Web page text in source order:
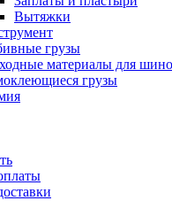
Вытяжки
грузы
материалы для
грузы